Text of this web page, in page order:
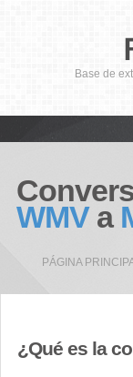
Base de
WMVa
PÁGINA
¿Qué es la